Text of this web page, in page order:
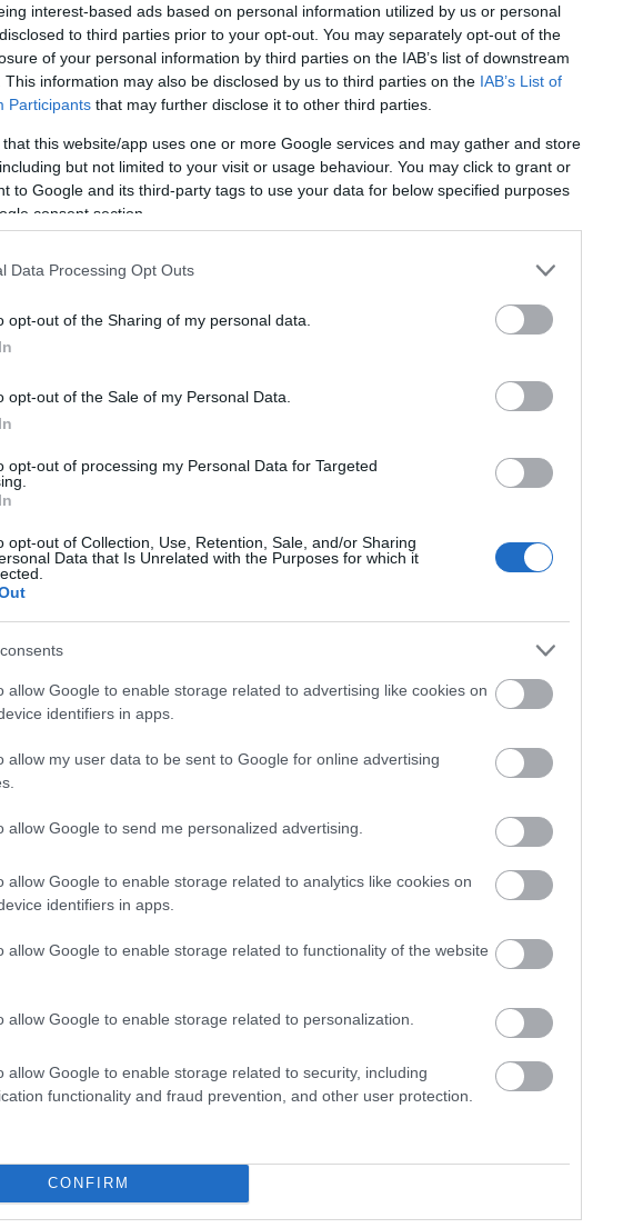
interest-based ads based on personal information utilized by us or personal
to third parties prior to your opt-out. You may separately opt-out of the
of your personal information by third parties on the IAB’s list of downstream
This information may also be disclosed by us to third parties on the IAB’s List of
Participants that may further disclose it to other third parties.
that this website/app uses one or more Google services and may gather and store
but not limited to your visit or usage behaviour. You may click to grant or
to Google and its third-party tags to use your data for below specified purposes
consent section.
Data Processing Opt Outs
opt-out of the Sharing of my personal data.
opt-out of the Sale of my Personal Data.
opt-out of processing my Personal Data for Targeted
opt-out of Collection, Use, Retention, Sale, and/or Sharing
Data that Is Unrelated with the Purposes for which it
allow Google to enable storage related to advertising like cookies on
identifiers in apps.
allow my user data to be sent to Google for online advertising
allow Google to send me personalized advertising.
allow Google to enable storage related to analytics like cookies on
identifiers in apps.
allow Google to enable storage related to functionality of the website
allow Google to enable storage related to personalization.
allow Google to enable storage related to security, including
functionality and fraud prevention, and other user protection.
CONFIRM
ensimmäiseen mutkaan ja ei päässyt ylös, kun porukka
joten oli aika kova lähteä siltä takamatkalta ajamaan
olisi riittänyt paukkuja, mutta joka tapauksessa kisa
kaatui muutamia satoja metrejä ennen maalia
Hän oli koko matkan pääjoukossa ja ryhtyi
johtuen hän oli kisassa sijalla 22.
kaatui lopun kolarointiin
hiihto kulki hyvin lopun kaatumiseen asti, ja kisa oli
paikoissa. Ajoittain melko hektistä hiihtoa
juuri oman kaistan ja olin hyvällä paikalla taistelemaan
ennen ajoin miinaan muiden hiihtäjien kompuroinnista
Harmittaa, mutta katseet on jo käännetty kohti
signaali, että olen mukana pelissä ja toivon, että voin
kisoissa. Iso kiitos Team Eduxin huoltoporukalle
analysoi hiihtoaan.
sekä lauantaina ja sunnuntaina ollen
oli tyytyväinen joukkueensa suorituksiin, vaikka
Lauantaina teimme tasaisen suorituksen ja pääsimme
jää toki harmittamaan, mutta toisaalta oli hyvä
jäätiin. Säästetään tässä vaiheessa vielä ylisanoja,
mittaan sellaisia suorituksia, joita suomalaismieheltä
Tyrväinen kiteytti näkemyksensä.
suorituksista, erityisesti nuoren Ella Noora
sijalla 24. Tyrväinen uskoo, että nuori hiihtäjä omaa
matkan hiihdossa. Joukkueenjohtaja kiitti myös
oli todella kilpailukykyinen.
kuin Ski Classics Pro Tour jatkuu ensi vuoden
hiihdolla, joka on ollut osana Ski Classics-sarjaa